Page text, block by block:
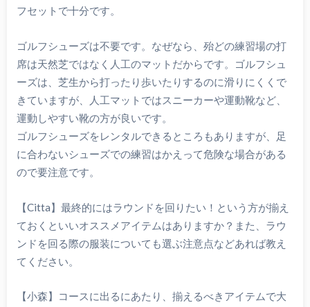
フセットで十分です。
ゴルフシューズは不要です。なぜなら、殆どの練習場の打
席は天然芝ではなく人工のマットだからです。ゴルフシュ
ーズは、芝生から打ったり歩いたりするのに滑りにくくで
きていますが、人工マットではスニーカーや運動靴など、
運動しやすい靴の方が良いです。
ゴルフシューズをレンタルできるところもありますが、足
に合わないシューズでの練習はかえって危険な場合がある
ので要注意です。
【Citta】最終的にはラウンドを回りたい！という方が揃え
ておくといいオススメアイテムはありますか？また、ラウ
ンドを回る際の服装についても選ぶ注意点などあれば教え
てください。
【小森】コースに出るにあたり、揃えるべきアイテムで大